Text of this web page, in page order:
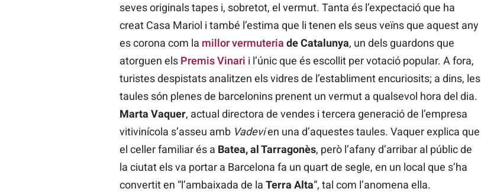
seves originals tapes i, sobretot, el vermut. Tanta és l’expectació que ha
creat Casa Mariol i també l’estima que li tenen els seus veïns que aquest any
es corona com la millor vermuteria de Catalunya, un dels guardons que
atorguen els Premis Vinari i l’únic que és escollit per votació popular. A fora,
turistes despistats analitzen els vidres de l’establiment encuriosits; a dins, les
taules són plenes de barcelonins prenent un vermut a qualsevol hora del dia.
Marta Vaquer, actual directora de vendes i tercera generació de l’empresa
vitivinícola s’asseu amb Vadevien una d’aquestes taules. Vaquer explica que
el celler familiar és a Batea, al Tarragonès, però l’afany d’arribar al públic de
la ciutat els va portar a Barcelona fa un quart de segle, en un local que s’ha
convertit en “l’ambaixada de la Terra Alta“, tal com l’anomena ella.